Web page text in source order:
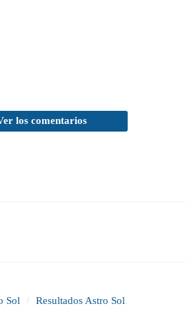
los comentarios
Sol Resultados Astro Sol